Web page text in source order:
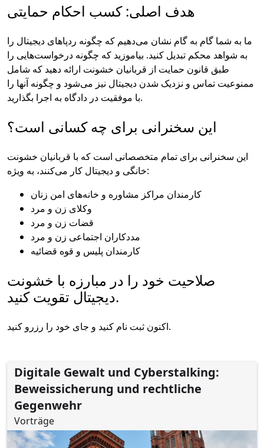
هدف اصلی: کسب احکام حمایتی
ما به شما گام به گام نشان می‌دهیم که چگونه ردپاهای دیجیتال را
به شواهد محکم تبدیل کنید. بیاموزید که چگونه درخواست‌هایی را
طبق قانون حمایت از قربانیان خشونت ارائه دهید که شامل
ممنوعیت تماس و نزدیک شدن دیجیتال نیز می‌شود و چگونه آنها را
با موفقیت در دادگاه به اجرا بگذارید.
این سخنرانی برای چه کسانی است؟
این سخنرانی برای تمام متخصصانی است که با قربانیان خشونت
خانگی و دیجیتال کار می‌کنند، به ویژه:
کارمندان مراکز مشاوره و خانه‌های امن زنان
وکلای زن و مرد
قضات زن و مرد
مددکاران اجتماعی زن و مرد
کارمندان پلیس و قوه قضائیه
صلاحیت خود را در مبارزه با خشونت
دیجیتال تقویت کنید.
اکنون ثبت نام کنید و جای خود را رزرو کنید.
Digitale Gewalt und Cyberstalking:
Beweissicherung und rechtliche
Gegenwehr
Vorträge